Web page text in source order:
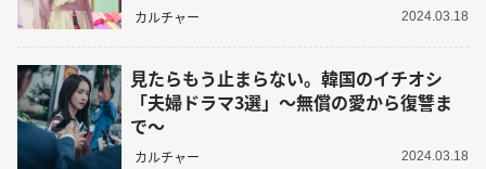
カルチャー 2024.03.18
見たらもう止まらない。韓国のイチオシ
「夫婦ドラマ3選」～無償の愛から復讐ま
で～
カルチャー 2024.03.18